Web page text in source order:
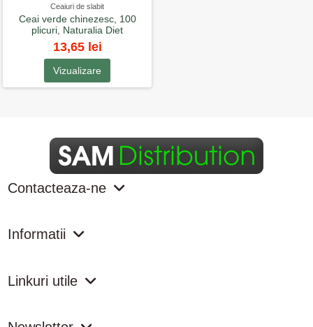
Ceaiuri de slabit
Ceai verde chinezesc, 100
plicuri, Naturalia Diet
13,65 lei
Vizualizare
Contacteaza-ne
Informatii
Linkuri utile